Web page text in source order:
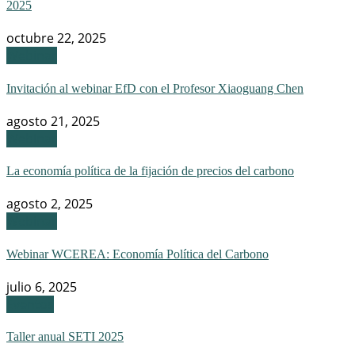
2025
octubre 22, 2025
Invitación al webinar EfD con el Profesor Xiaoguang Chen
agosto 21, 2025
La economía política de la fijación de precios del carbono
agosto 2, 2025
Webinar WCEREA: Economía Política del Carbono
julio 6, 2025
Taller anual SETI 2025